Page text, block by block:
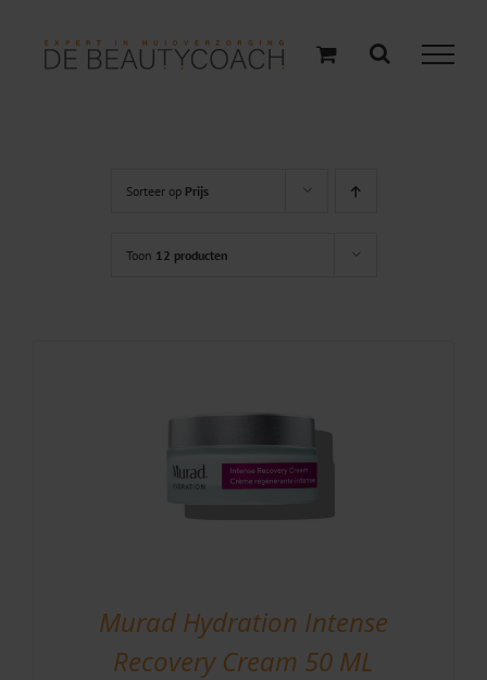
inhoud
Sorteer op Prijs
Toon 12 producten
Murad Hydration Intense
Recovery Cream 50 ML